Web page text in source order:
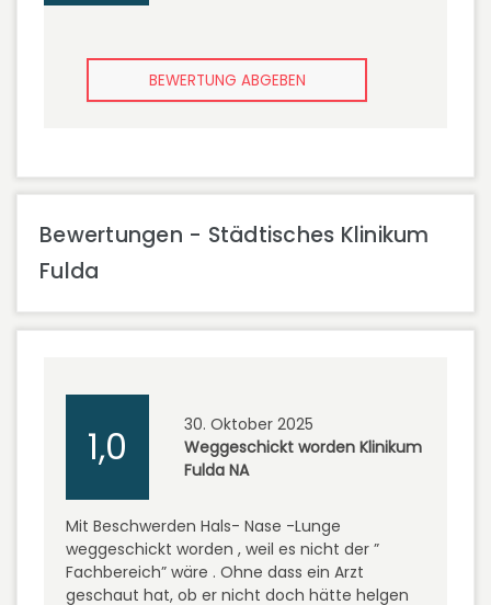
BEWERTUNG ABGEBEN
Bewertungen - Städtisches Klinikum
Fulda
1,0
30. Oktober 2025
Weggeschickt worden Klinikum
Fulda NA
Mit Beschwerden Hals- Nase -Lunge
weggeschickt worden , weil es nicht der ”
Fachbereich” wäre . Ohne dass ein Arzt
geschaut hat, ob er nicht doch hätte helgen